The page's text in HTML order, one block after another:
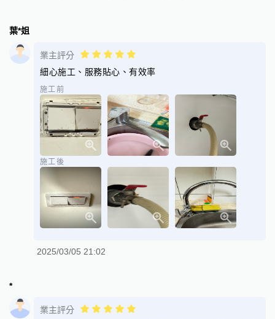
葉*姐
業主評分
細心施工、服務貼心、有效率
施工前
施工後
2025/03/05 21:02
*
業主評分